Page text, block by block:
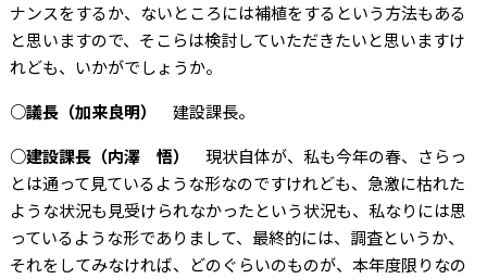
ナンスをするか、ないところには補植をするという方法もある
と思いますので、そこらは検討していただきたいと思いますけ
れども、いかがでしょうか。
○議長（加来良明）
建設課長。
○建設課長（内澤 悟）
現状自体が、私も今年の春、さらっ
とは通って見ているような形なのですけれども、急激に枯れた
ような状況も見受けられなかったという状況も、私なりには思
っているような形でありまして、最終的には、調査というか、
それをしてみなければ、どのぐらいのものが、本年度限りなの